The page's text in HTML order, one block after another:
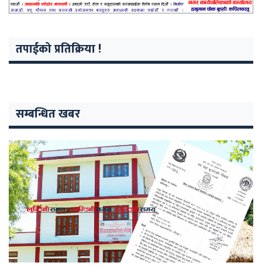
तपाईको प्रतिक्रिया !
सम्बन्धित खबर